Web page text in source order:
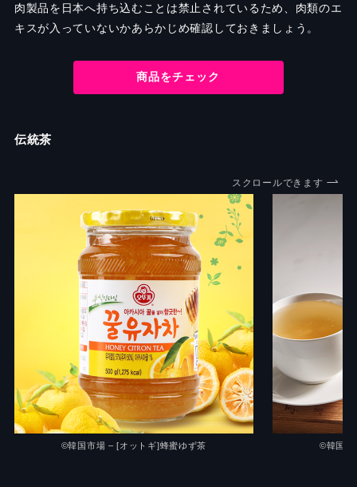
肉製品を日本へ持ち込むことは禁止されているため、肉類のエ
キスが入っていないかあらかじめ確認しておきましょう。
商品をチェック
伝統茶
スクロールできます
©韓国市場 – [オットギ]蜂蜜ゆず茶 ©韓国市